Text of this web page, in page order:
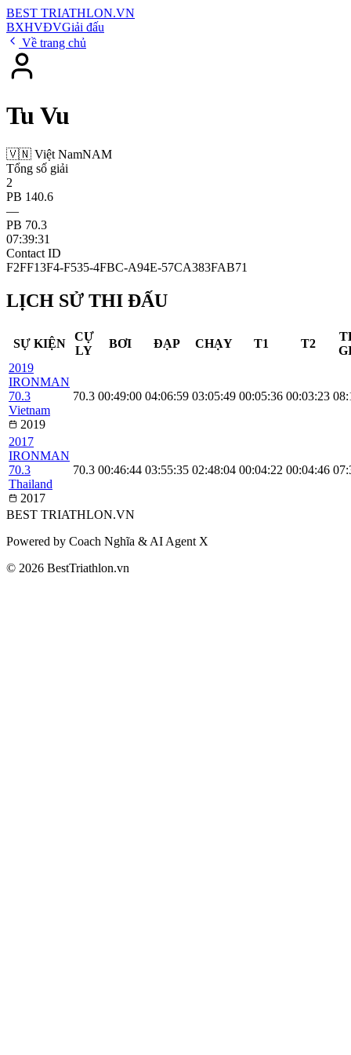
BEST TRIATHLON.VN
BXHVĐVGiải đấu
Về trang chủ
Tu Vu
🇻🇳 Việt NamNAM
Tổng số giải
2
PB 140.6
—
PB 70.3
07:39:31
Contact ID
F2FF13F4-F535-4FBC-A94E-57CA383FAB71
LỊCH SỬ THI ĐẤU
SỰ KIỆN
CỰ
LY
BƠI ĐẠP CHẠY T1 T2
2019
IRONMAN
70.3
Vietnam
2019
70.3 00:49:00 04:06:59 03:05:49 00:05:36 00:03:23
2017
IRONMAN
70.3
Thailand
2017
70.3 00:46:44 03:55:35 02:48:04 00:04:22 00:04:46
BEST TRIATHLON.VN
Powered by Coach Nghĩa & AI Agent X
© 2026 BestTriathlon.vn